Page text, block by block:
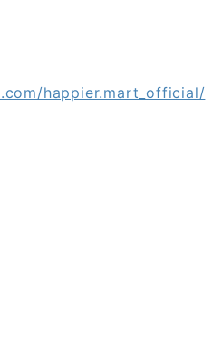
happier.mart_official/